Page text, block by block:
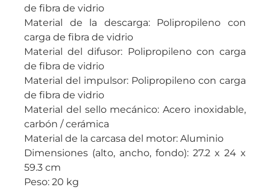
de fibra de vidrio
Material de la descarga: Polipropileno con
carga de fibra de vidrio
Material del difusor: Polipropileno con carga
de fibra de vidrio
Material del impulsor: Polipropileno con carga
de fibra de vidrio
Material del sello mecánico: Acero inoxidable,
carbón / cerámica
Material de la carcasa del motor: Aluminio
Dimensiones (alto, ancho, fondo): 27.2 x 24 x
59.3 cm
Peso: 20 kg